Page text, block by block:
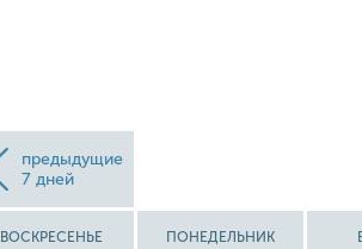
предыдущие
7 дней
ВОСКРЕСЕНЬЕ ПОНЕДЕЛЬНИК